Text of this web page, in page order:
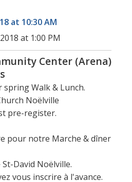
at 10:30 AM
at 1:00 PM
Center (Arena)
Walk & Lunch.
Noëlville
pre-register.
pour notre Marche & dîner
David Noëlville.
vous inscrire à l'avance.